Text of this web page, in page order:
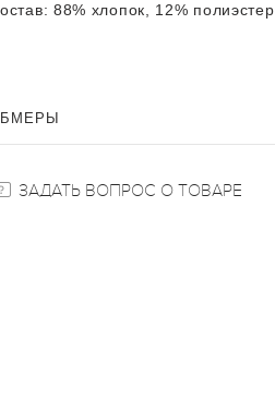
88% хлопок, 12% полиэстер
ЗАДАТЬ ВОПРОС О ТОВАРЕ